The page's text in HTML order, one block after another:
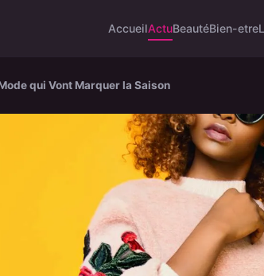
AccueilActuBeautéBien-etre
qui Vont Marquer la Saison